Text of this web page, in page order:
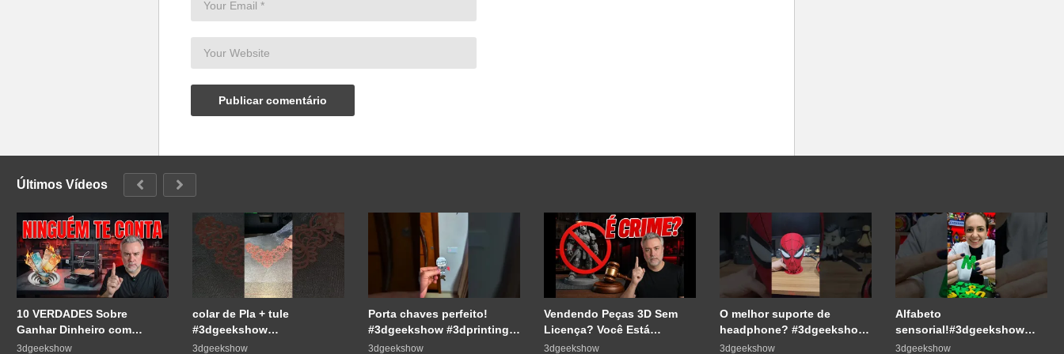
Últimos Vídeos
10 VERDADES Sobre
Ganhar Dinheiro com
Impressão 3D
3dgeekshow
colar de Pla + tule
#3dgeekshow
#impressão3d #3dprint
3dgeekshow
Porta chaves perfeito!
#3dgeekshow #3dprinting
#3dprint #impressão3d
3dgeekshow
Vendendo Peças 3D Sem
Licença? Você Está
Cometendo um Erro GRAVE
3dgeekshow
O melhor suporte de
headphone? #3dgeekshow
#impressão3d #3dprinting
3dgeekshow
Alfabeto
sensorial!#3dgeekshow
#3dprinting #3dprint
3dgeekshow